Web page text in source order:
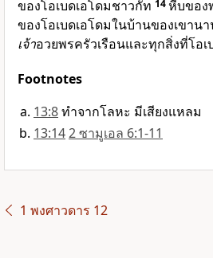
ของโอเบดเอโดมชาวกัท 14หีบของ
ของโอเบดเอโดมในบ้านของเขาน
เจ้าอวยพรครัวเรือนและทุกสิ่งที่โอ
Footnotes
13:8ทำจากโลหะ มีเสียงแหลม
13:142 ซามูเอล 6:1-11
1 พงศาวดาร 12